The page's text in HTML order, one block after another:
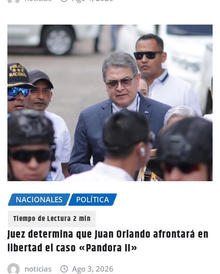
NACIONALES POLÍTICA
Juez determina que Juan Orlando afrontará en
libertad el caso «Pandora II»
noticias Ago 3, 2026